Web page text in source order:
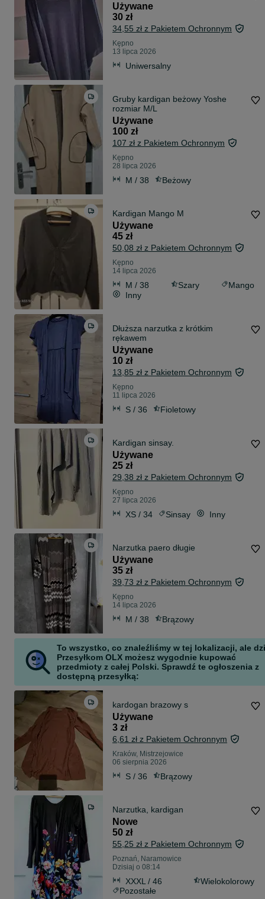
Używane
30 zł
34,55 zł z Pakietem Ochronnym
Kępno
13 lipca 2026
Uniwersalny
Gruby kardigan beżowy Yoshe
rozmiar M/L
Używane
100 zł
107 zł z Pakietem Ochronnym
Kępno
28 lipca 2026
M / 38 Beżowy
Kardigan Mango M
Używane
45 zł
50,08 zł z Pakietem Ochronnym
Kępno
14 lipca 2026
M / 38 Szary
Mango
Inny
Dłuższa narzutka z krótkim
rękawem
Używane
10 zł
13,85 zł z Pakietem Ochronnym
Kępno
11 lipca 2026
S / 36 Fioletowy
Kardigan sinsay.
Używane
25 zł
29,38 zł z Pakietem Ochronnym
Kępno
27 lipca 2026
XS / 34 Sinsay Inny
Narzutka paero długie
Używane
35 zł
39,73 zł z Pakietem Ochronnym
Kępno
14 lipca 2026
M / 38 Brązowy
To wszystko, co znaleźliśmy w tej lokalizacji, ale
Przesyłkom OLX możesz wygodnie kupować
przedmioty z całej Polski. Sprawdź te ogłoszenia z
dostępną przesyłką:
kardogan brazowy s
Używane
3 zł
6,61 zł z Pakietem Ochronnym
Kraków, Mistrzejowice
06 sierpnia 2026
S / 36 Brązowy
Narzutka, kardigan
Nowe
50 zł
55,25 zł z Pakietem Ochronnym
Poznań, Naramowice
Dzisiaj o 08:14
XXXL / 46
Wielokolorowy
Pozostałe